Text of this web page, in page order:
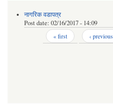
नागरिक वडापत्र
Post date: 02/16/2017 - 14:09
« first ‹ previous